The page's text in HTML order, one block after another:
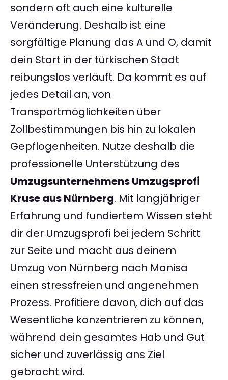
sondern oft auch eine kulturelle
Veränderung. Deshalb ist eine
sorgfältige Planung das A und O, damit
dein Start in der türkischen Stadt
reibungslos verläuft. Da kommt es auf
jedes Detail an, von
Transportmöglichkeiten über
Zollbestimmungen bis hin zu lokalen
Gepflogenheiten. Nutze deshalb die
professionelle Unterstützung des
Umzugsunternehmens Umzugsprofi
Kruse aus Nürnberg. Mit langjähriger
Erfahrung und fundiertem Wissen steht
dir der Umzugsprofi bei jedem Schritt
zur Seite und macht aus deinem
Umzug von Nürnberg nach Manisa
einen stressfreien und angenehmen
Prozess. Profitiere davon, dich auf das
Wesentliche konzentrieren zu können,
während dein gesamtes Hab und Gut
sicher und zuverlässig ans Ziel
gebracht wird.